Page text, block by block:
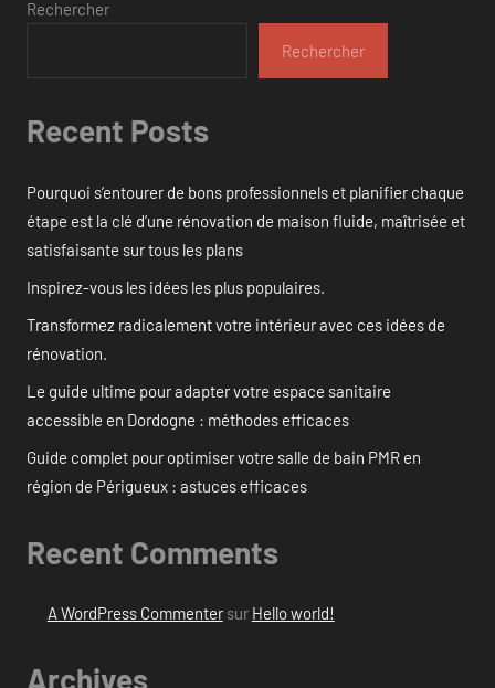
Rechercher
Rechercher
Recent Posts
Pourquoi s’entourer de bons professionnels et planifier chaque
étape est la clé d’une rénovation de maison fluide, maîtrisée et
satisfaisante sur tous les plans
Inspirez-vous les idées les plus populaires.
Transformez radicalement votre intérieur avec ces idées de
rénovation.
Le guide ultime pour adapter votre espace sanitaire
accessible en Dordogne : méthodes efficaces
Guide complet pour optimiser votre salle de bain PMR en
région de Périgueux : astuces efficaces
Recent Comments
A WordPress Commentersur Hello world!
Archives